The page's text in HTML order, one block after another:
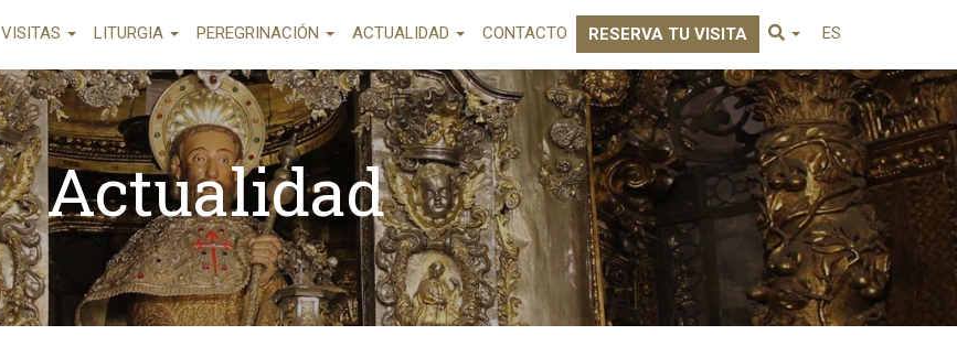
VISITAS LITURGIA PEREGRINACIÓN ACTUALIDAD CONTACTO RESERVA TU VISITA ES
Actualidad